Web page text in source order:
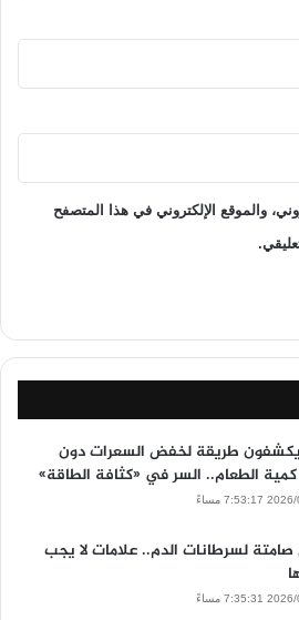
والموقع الإلكتروني في هذا المتصفح
يكشفون طريقة لخفض السعرات دون
الطعام.. السر في «كثافة الطاقة»
مساءً
لسرطانات الدم.. علامات لا يجب
مساءً